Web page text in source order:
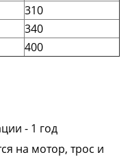
310
340
400
- 1 год
на мотор, трос и